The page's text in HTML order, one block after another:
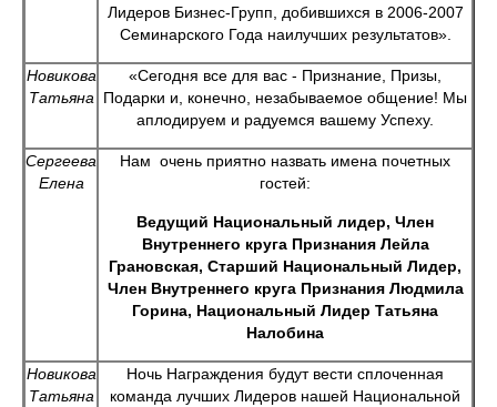
Лидеров Бизнес-Групп, добившихся в 2006-2007
Семинарского Года наилучших результатов».
Новикова
Татьяна
«Сегодня все для вас - Признание, Призы,
Подарки и, конечно, незабываемое общение! Мы
аплодируем и радуемся вашему Успеху.
Сергеева
Елена
Нам очень приятно назвать имена почетных
гостей:
Ведущий Национальный лидер, Член
Внутреннего круга Признания Лейла
Грановская, Старший Национальный Лидер,
Член Внутреннего круга Признания Людмила
Горина, Национальный Лидер Татьяна
Налобина
Новикова
Татьяна
Ночь Награждения будут вести сплоченная
команда лучших Лидеров нашей Национальной